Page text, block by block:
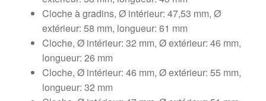
Cloche à gradins, Ø intérieur: 47,53 mm, Ø
extérieur: 58 mm, longueur: 61 mm
Cloche, Ø intérieur: 32 mm, Ø extérieur: 46 mm,
longueur: 26 mm
Cloche, Ø intérieur: 46 mm, Ø extérieur: 55 mm,
longueur: 32 mm